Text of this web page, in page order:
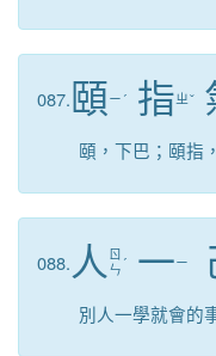
087. 頤 ㄧ ˊ 指ㄓˇ
頤，下巴；頤指
088. 人 ㄖ
ㄣ ˊ 一ㄧ
別人一學就會的